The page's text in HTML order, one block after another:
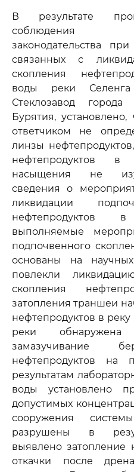
В результате
соблюдения
законодательства
связанных с
скопления
воды реки
Стеклозавод
Бурятия,
ответчиком не
линзы
нефтепродуктов в
насыщения не
сведения о
ликвидации
выполняемые
подпочвенного
основаны на
повлекли
скопления
затопления траншеи
нефтепродуктов в
реки
замазучивание
нефтепродуктов на
результатам
воды установлено
допустимых
сооружения
разрушены в
выявлено затопление
откачки после